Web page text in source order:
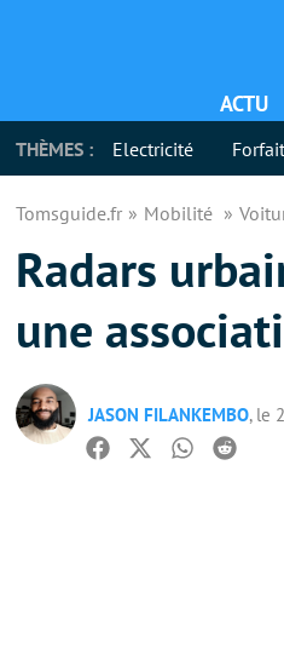
ACTU
THÈMES : Electricité
Tomsguide.fr Mobilité
Radars
une
JASON FILANKEMBO, le
Facebook
TwitterWhatsapp
Reddit